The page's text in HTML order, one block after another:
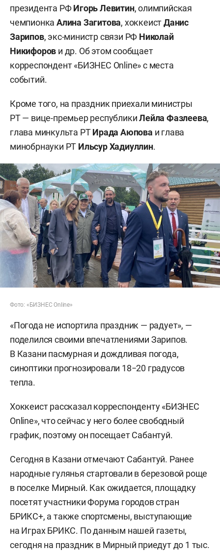
президента РФИгорь Левитин, олимпийская
чемпионкаАлина Загитова, хоккеистДанис
Зарипов, экс-министр связи РФ Николай
Никифоров и др. Об этом сообщает
корреспондент «БИЗНЕС Online» с места
событий.
Кроме того, на праздник приехали министры
РТ — вице-премьер республикиЛейла Фазлеева,
глава минкульта РТИрада Аюпова и глава
минобрнауки РТ Ильсур Хадиуллин.
Фото: «БИЗНЕС Online»
«Погода не испортила праздник — радует», —
поделился своими впечатлениями Зарипов.
В Казани пасмурная и дождливая погода,
синоптики прогнозировали 18−20 градусов
тепла.
Хоккеист рассказал корреспонденту «БИЗНЕС
Online», что сейчас у него более свободный
график, поэтому он посещает Сабантуй.
Сегодня в Казани отмечают Сабантуй. Ранее
народные гулянья стартовали в березовой роще
в поселке Мирный. Как ожидается, площадку
посетят участники Форума городов стран
БРИКС+, а также спортсмены, выступающие
на Играх БРИКС. По данным нашей газеты,
сегодня на праздник в Мирный приедут до 1 тыс.